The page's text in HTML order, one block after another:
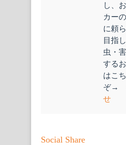
し、
カー
に頼
目指
虫・
する
はこ
ぞ→
せ
Social Share